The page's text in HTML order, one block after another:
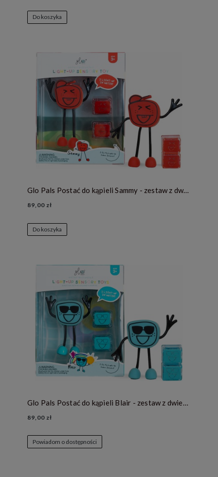
Do koszyka
Glo Pals Postać do kąpieli Sammy - zestaw z dwiema kostkami sensorycznymi świecącymi w wodzie
89,00 zł
Do koszyka
Glo Pals Postać do kąpieli Blair - zestaw z dwiema kostkami sensorycznymi świecącymi w wodzie
89,00 zł
Powiadom o dostępności